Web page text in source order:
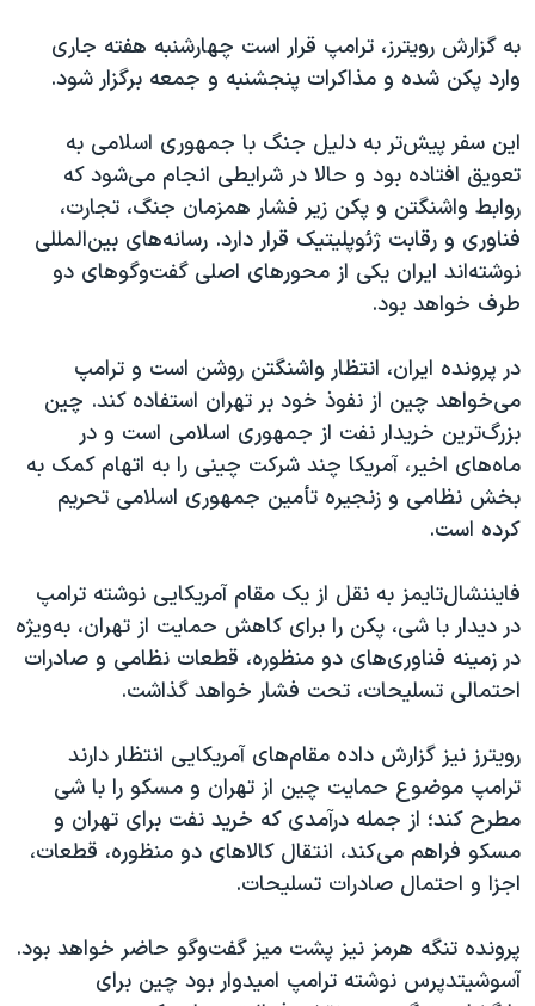
به گزارش رویترز، ترامپ قرار است چهارشنبه هفته جاری
وارد پکن شده و مذاکرات پنجشنبه و جمعه برگزار شود.
این سفر پیش‌تر به دلیل جنگ با جمهوری اسلامی به
تعویق افتاده بود و حالا در شرایطی انجام می‌شود که
روابط واشنگتن و پکن زیر فشار همزمان جنگ، تجارت،
فناوری و رقابت ژئوپلیتیک قرار دارد. رسانه‌های بین‌المللی
نوشته‌اند ایران یکی از محورهای اصلی گفت‌وگوهای دو
طرف خواهد بود.
در پرونده ایران، انتظار واشنگتن روشن است و ترامپ
می‌خواهد چین از نفوذ خود بر تهران استفاده کند. چین
بزرگ‌ترین خریدار نفت از جمهوری اسلامی است و در
ماه‌های اخیر، آمریکا چند شرکت چینی را به اتهام کمک به
بخش نظامی و زنجیره تأمین جمهوری اسلامی تحریم
کرده است.
فایننشال‌تایمز به نقل از یک مقام آمریکایی نوشته ترامپ
در دیدار با شی، پکن را برای کاهش حمایت از تهران، به‌ویژه
در زمینه فناوری‌های دو منظوره، قطعات نظامی و صادرات
احتمالی تسلیحات، تحت فشار خواهد گذاشت.
رویترز نیز گزارش داده مقام‌های آمریکایی انتظار دارند
ترامپ موضوع حمایت چین از تهران و مسکو را با شی
مطرح کند؛ از جمله درآمدی که خرید نفت برای تهران و
مسکو فراهم می‌کند، انتقال کالاهای دو منظوره، قطعات،
اجزا و احتمال صادرات تسلیحات.
پرونده تنگه هرمز نیز پشت میز گفت‌وگو حاضر خواهد بود.
آسوشیتدپرس نوشته ترامپ امیدوار بود چین برای